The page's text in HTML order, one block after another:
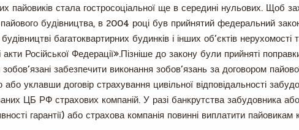
пайовиків стала гостросоціальної ще в середині нульових. Щоб
пайового будівництва, в 2004 році був прийнятий федеральний
багатоквартирних будинків і інших об’єктів нерухомості
акти Російської Федерації».Пізніше до закону були прийняті
забезпечити виконання зобов’язань за договором
або уклавши договір страхування цивільної відповідальності
ЦБ РФ страхових компаній. У разі банкрутства забудовника
гарантії) або страхова компанія повинні виплатити пайовикам